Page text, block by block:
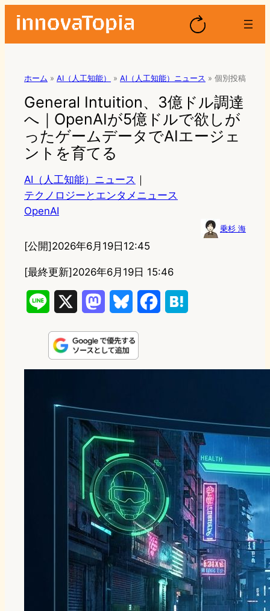
ホーム » AI（人工知能） » AI（人工知能）ニュース » 個別投稿
General Intuition、3億ドル調達
へ｜OpenAIが5億ドルで欲しが
ったゲームデータでAIエージェ
ントを育てる
AI（人工知能）ニュース ｜
テクノロジーとエンタメニュース
OpenAI
乗杉 海
[公開]2026年6月19日12:45
[最終更新]2026年6月19日 15:46
n
e
s
t
d
o
n
u
e
k
y
e
o
o
k
e